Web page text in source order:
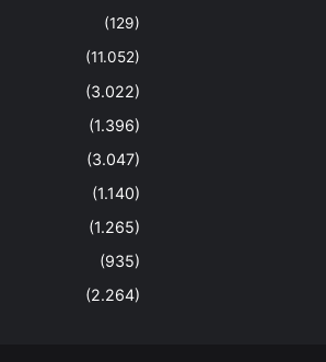
(129)
(11.052)
(3.022)
(1.396)
(3.047)
(1.140)
(1.265)
(935)
(2.264)